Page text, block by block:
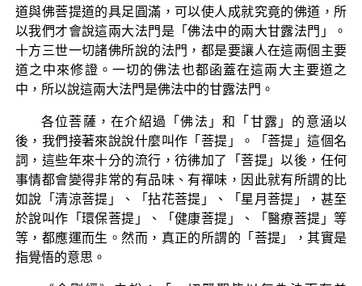
道與佛菩提道的具足圓滿，可以使人成就究竟的佛道，所
以我們才會說這兩大法門是「佛法中的兩大甘露法門」。
十方三世一切諸佛所說的法門，都是要讓人在這兩個主要
道之中來修證。一切的佛法也都函蓋在這兩大主要道之
中，所以說這兩大法門是佛法中的甘露法門。
各位菩薩，在介紹過「佛法」和「甘露」的意涵以
後，我們接著來說說什麼叫作「菩提」。「菩提」這個名
詞，這些年來十分的流行，彷彿加了「菩提」以後，任何
事情都會變得非常的有品味、有禪味，因此就有所謂的比
如說「清涼菩提」、「拈花菩提」、「星月菩提」，甚至
於說叫作「環保菩提」、「健康菩提」、「醫療菩提」等
等，都應運而生。然而，真正的所謂的「菩提」，其實是
指覺悟的意思。